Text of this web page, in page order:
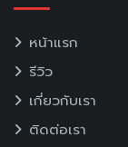
หน้าแรก
รีวิว
เกี่ยวกับเรา
ติดต่อเรา